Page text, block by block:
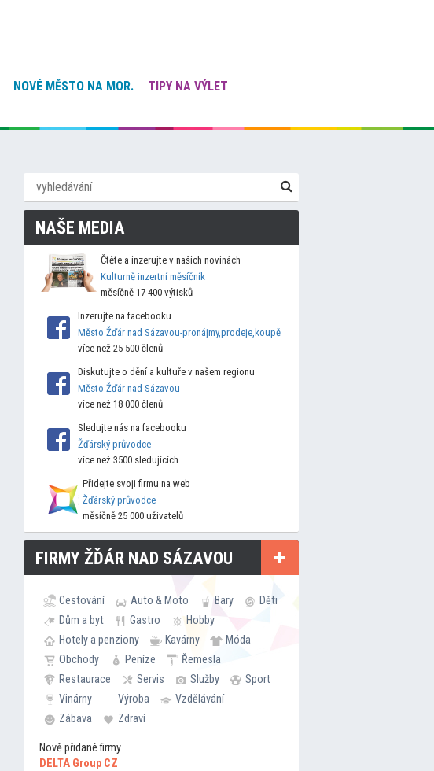
NOVÉ MĚSTO NA MOR.
TIPY NA VÝLET
NAŠE MEDIA
Čtěte a inzerujte v našich novinách
Kulturně inzertní měsíčník
měsíčně 17 400 výtisků
Inzerujte na facebooku
Město Žďár nad Sázavou-pronájmy,prodeje,koupě
více než 25 500 členů
Diskutujte o dění a kultuře v našem regionu
Město Žďár nad Sázavou
více než 18 000 členů
Sledujte nás na facebooku
Žďárský průvodce
více než 3500 sledujících
Přidejte svoji firmu na web
Žďárský průvodce
měsíčně 25 000 uživatelů
FIRMY ŽĎÁR NAD SÁZAVOU
Cestování Auto & Moto Bary
Děti
Dům a byt
Gastro
Hobby
Hotely a penziony
Kavárny
Móda
Obchody
Peníze
Řemesla
Restaurace
Servis Služby
Sport
Vinárny
Výroba
Vzdělávání
Zábava
Zdraví
Nově přidané firmy
DELTA Group CZ